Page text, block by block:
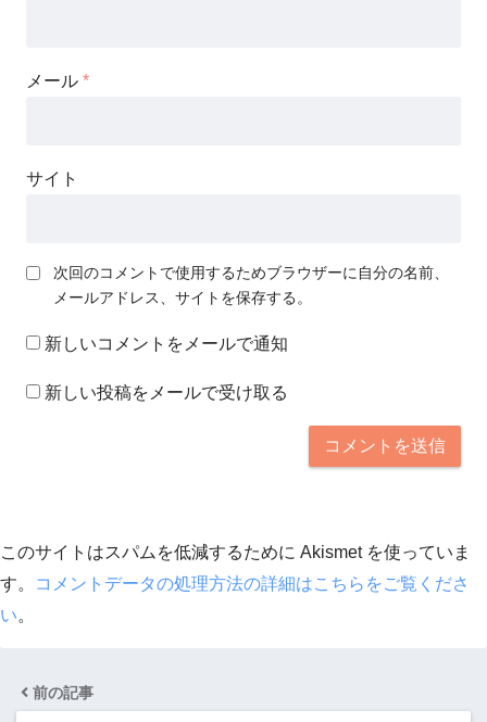
メール *
サイト
次回のコメントで使用するためブラウザーに自分の名前、
メールアドレス、サイトを保存する。
新しいコメントをメールで通知
新しい投稿をメールで受け取る
このサイトはスパムを低減するために Akismet を使っていま
す。
コメントデータの処理方法の詳細はこちらをご覧くださ
い。
前の記事